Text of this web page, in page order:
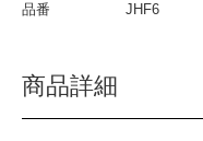
品番 JHF6
商品詳細